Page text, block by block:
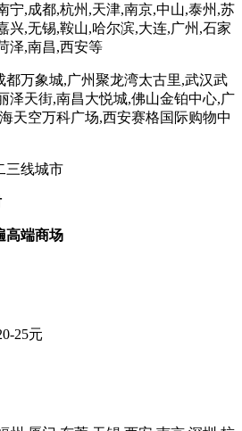
宁,成都,杭州,天津,南京,中山,泰州,苏
兴,无锡,鞍山,哈尔滨,大连,广州,石家
泽,南昌,西安等
都万象城,广州聚龙湾太古里,武汉武
泽天街,南昌大悦城,佛山金铂中心,广
天空万科广场,西安赛格国际购物中
三线城市
高端商场
25元